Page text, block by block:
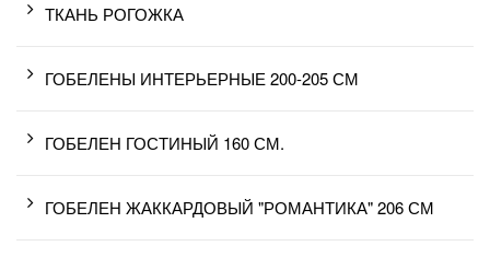
ТКАНЬ РОГОЖКА
ГОБЕЛЕНЫ ИНТЕРЬЕРНЫЕ 200-205 СМ
ГОБЕЛЕН ГОСТИНЫЙ 160 СМ.
ГОБЕЛЕН ЖАККАРДОВЫЙ "РОМАНТИКА" 206 СМ